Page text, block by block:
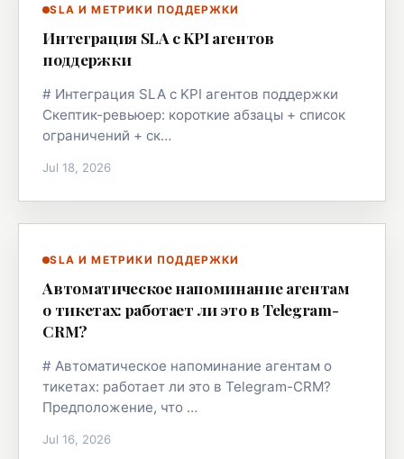
SLA И МЕТРИКИ ПОДДЕРЖКИ
Интеграция SLA с KPI агентов
поддержки
# Интеграция SLA с KPI агентов поддержки
Скептик-ревьюер: короткие абзацы + список
ограничений + ск…
Jul 18, 2026
SLA И МЕТРИКИ ПОДДЕРЖКИ
Автоматическое напоминание агентам
о тикетах: работает ли это в Telegram-
CRM?
# Автоматическое напоминание агентам о
тикетах: работает ли это в Telegram-CRM?
Предположение, что …
Jul 16, 2026